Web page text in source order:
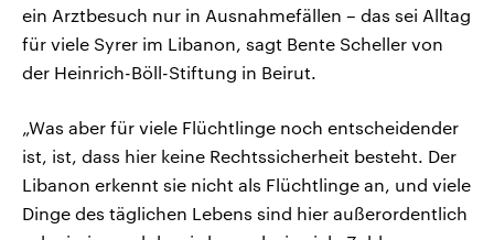
ein Arztbesuch nur in Ausnahmefällen – das sei Alltag
für viele Syrer im Libanon, sagt Bente Scheller von
der Heinrich-Böll-Stiftung in Beirut.
„Was aber für viele Flüchtlinge noch entscheidender
ist, ist, dass hier keine Rechtssicherheit besteht. Der
Libanon erkennt sie nicht als Flüchtlinge an, und viele
Dinge des täglichen Lebens sind hier außerordentlich